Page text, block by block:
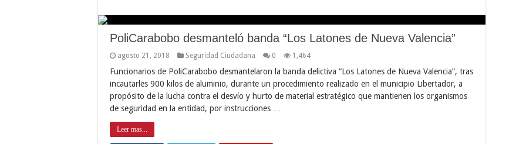
PoliCarabobo desmanteló banda “Los Latones de Nueva Valencia”
agosto 21, 2018 Seguridad Ciudadana 0 1,464
Funcionarios de PoliCarabobo desmantelaron la banda delictiva “Los Latones de Nueva Valencia”, tras
incautarles 900 kilos de aluminio, durante un procedimiento realizado en el municipio Libertador, a
propósito de la lucha contra el desvío y hurto de material estratégico que mantienen los organismos
de seguridad en la entidad, por instrucciones …
Leer mas...